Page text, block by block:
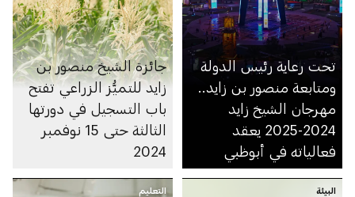
تحت رعاية رئيس الدولة
ومتابعة منصور بن زايد..
مهرجان الشيخ زايد
2024-2025 يعقد
فعالياته في أبوظبي
جائزة الشيخ منصور بن
زايد للتميُّز الزراعي تفتح
باب التسجيل في دورتها
الثالثة حتى 15 نوفمبر
2024
البيئة التعليم